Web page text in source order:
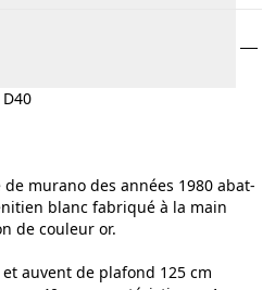
murano des années 1980 abat-
blanc fabriqué à la main
de couleur or.
auvent de plafond 125 cm